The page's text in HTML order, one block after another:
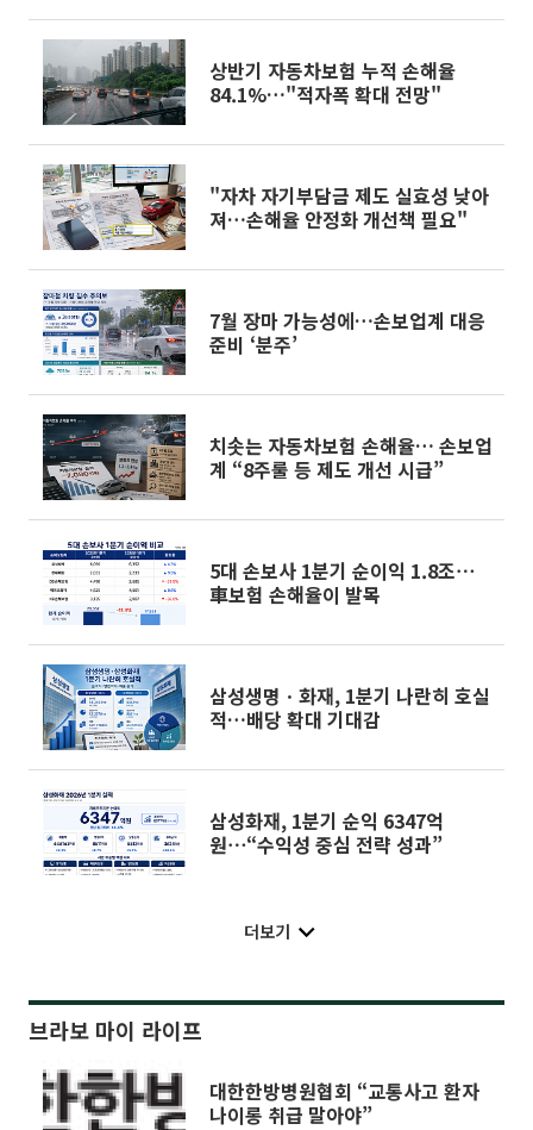
상반기 자동차보험 누적 손해율
84.1%…"적자폭 확대 전망"
"자차 자기부담금 제도 실효성 낮아
져…손해율 안정화 개선책 필요"
7월 장마 가능성에…손보업계 대응
준비 ‘분주’
치솟는 자동차보험 손해율… 손보업
계 “8주룰 등 제도 개선 시급”
5대 손보사 1분기 순이익 1.8조⋯
車보험 손해율이 발목
삼성생명ㆍ화재, 1분기 나란히 호실
적…배당 확대 기대감
삼성화재, 1분기 순익 6347억
원⋯“수익성 중심 전략 성과”
더보기
브라보 마이 라이프
대한한방병원협회 “교통사고 환자
나이롱 취급 말아야”